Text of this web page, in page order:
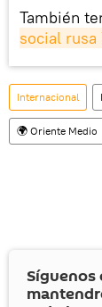
También
social rusa
Internacional
🌍 Oriente Medio
Síguenos